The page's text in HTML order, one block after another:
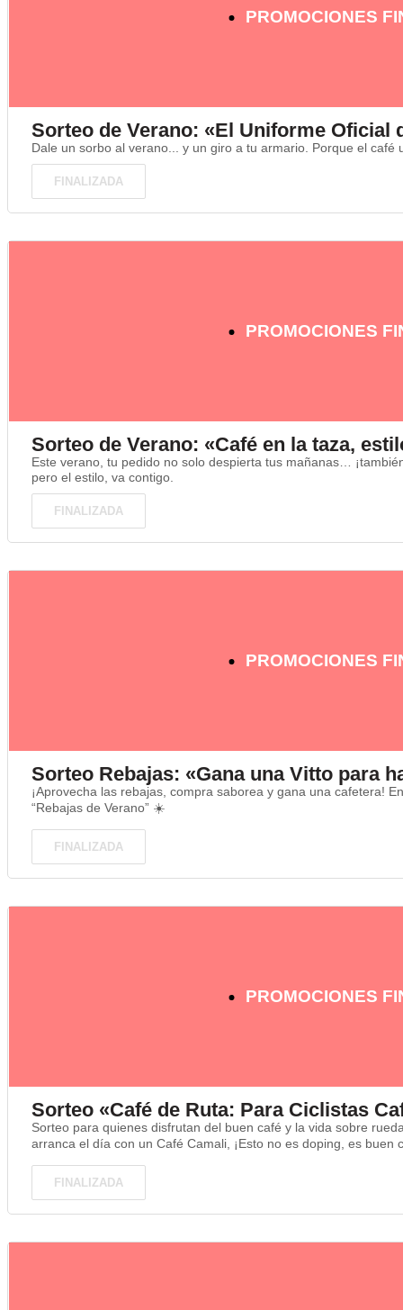
PROMOCIONES
Sorteo de Verano: «El Uniforme Oficial
Dale un sorbo al verano... y un giro a tu armario. Porque el café
FINALIZADA
PROMOCIONES
Sorteo de Verano: «Café en la taza,
Este verano, tu pedido no solo despierta tus mañanas…
pero el estilo, va contigo.
FINALIZADA
PROMOCIONES
Sorteo Rebajas: «Gana una Vitto para
¡Aprovecha las rebajas, compra saborea y gana una cafetera!
“Rebajas de Verano” ☀️
FINALIZADA
PROMOCIONES
Sorteo «Café de Ruta: Para Ciclistas
Sorteo para quienes disfrutan del buen café y la vida sobre
arranca el día con un Café Camali, ¡Esto no es doping, es buen
FINALIZADA